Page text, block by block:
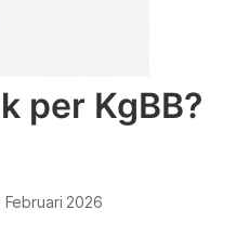
per KgBB?
Februari 2026